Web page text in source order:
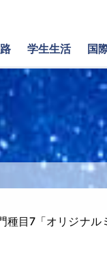
学生生活 国
目7「オリジナル